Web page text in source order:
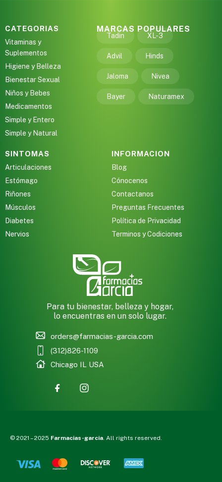
CATEGORIAS
Vitaminas y
Suplementos
Higiene y Belleza
Bienestar Sexual
Niños y Bebes
Medicamentos
Simple y Entero
Simple y Natural
MARCAS POPULARES
Tadin XL-3
Advil Hinds
Jaloma Nivea
Bayer Naturamex
SINTOMAS
Articulaciones
Estómago
Riñones
Músculos
Diabetes
Nervios
INFORMACION
Blog
Cónocenos
Contactanos
Preguntas Frecuentes
Política de Privacidad
Terminos y Codiciones
Para tu bienestar, belleza y hogar,
lo encuentras en un solo lugar.
orders@farmacias-garcia.com
(312)826-1109
Chicago IL USA
© 2021 – 2025 Farmacias-garcia . All rights reserved.